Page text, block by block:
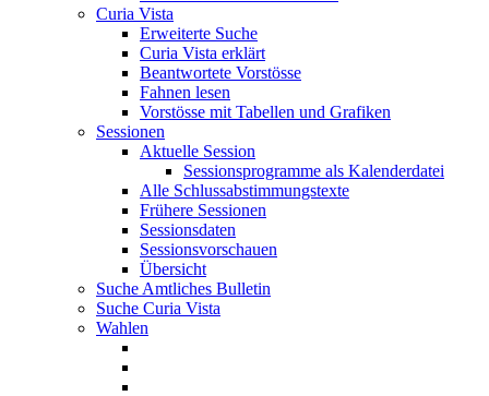
Curia Vista
Erweiterte Suche
Curia Vista erklärt
Beantwortete Vorstösse
Fahnen lesen
Vorstösse mit Tabellen und Grafiken
Sessionen
Aktuelle Session
Sessionsprogramme als Kalenderdatei
Alle Schlussabstimmungstexte
Frühere Sessionen
Sessionsdaten
Sessionsvorschauen
Übersicht
Suche Amtliches Bulletin
Suche Curia Vista
Wahlen